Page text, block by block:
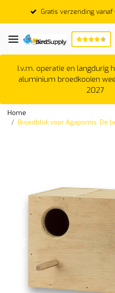
Gratis verzending
I.v.m. operatie en langdurig
aluminium broedkooien
2027
Home
Broedblok voor Agapornis: De
Vorige